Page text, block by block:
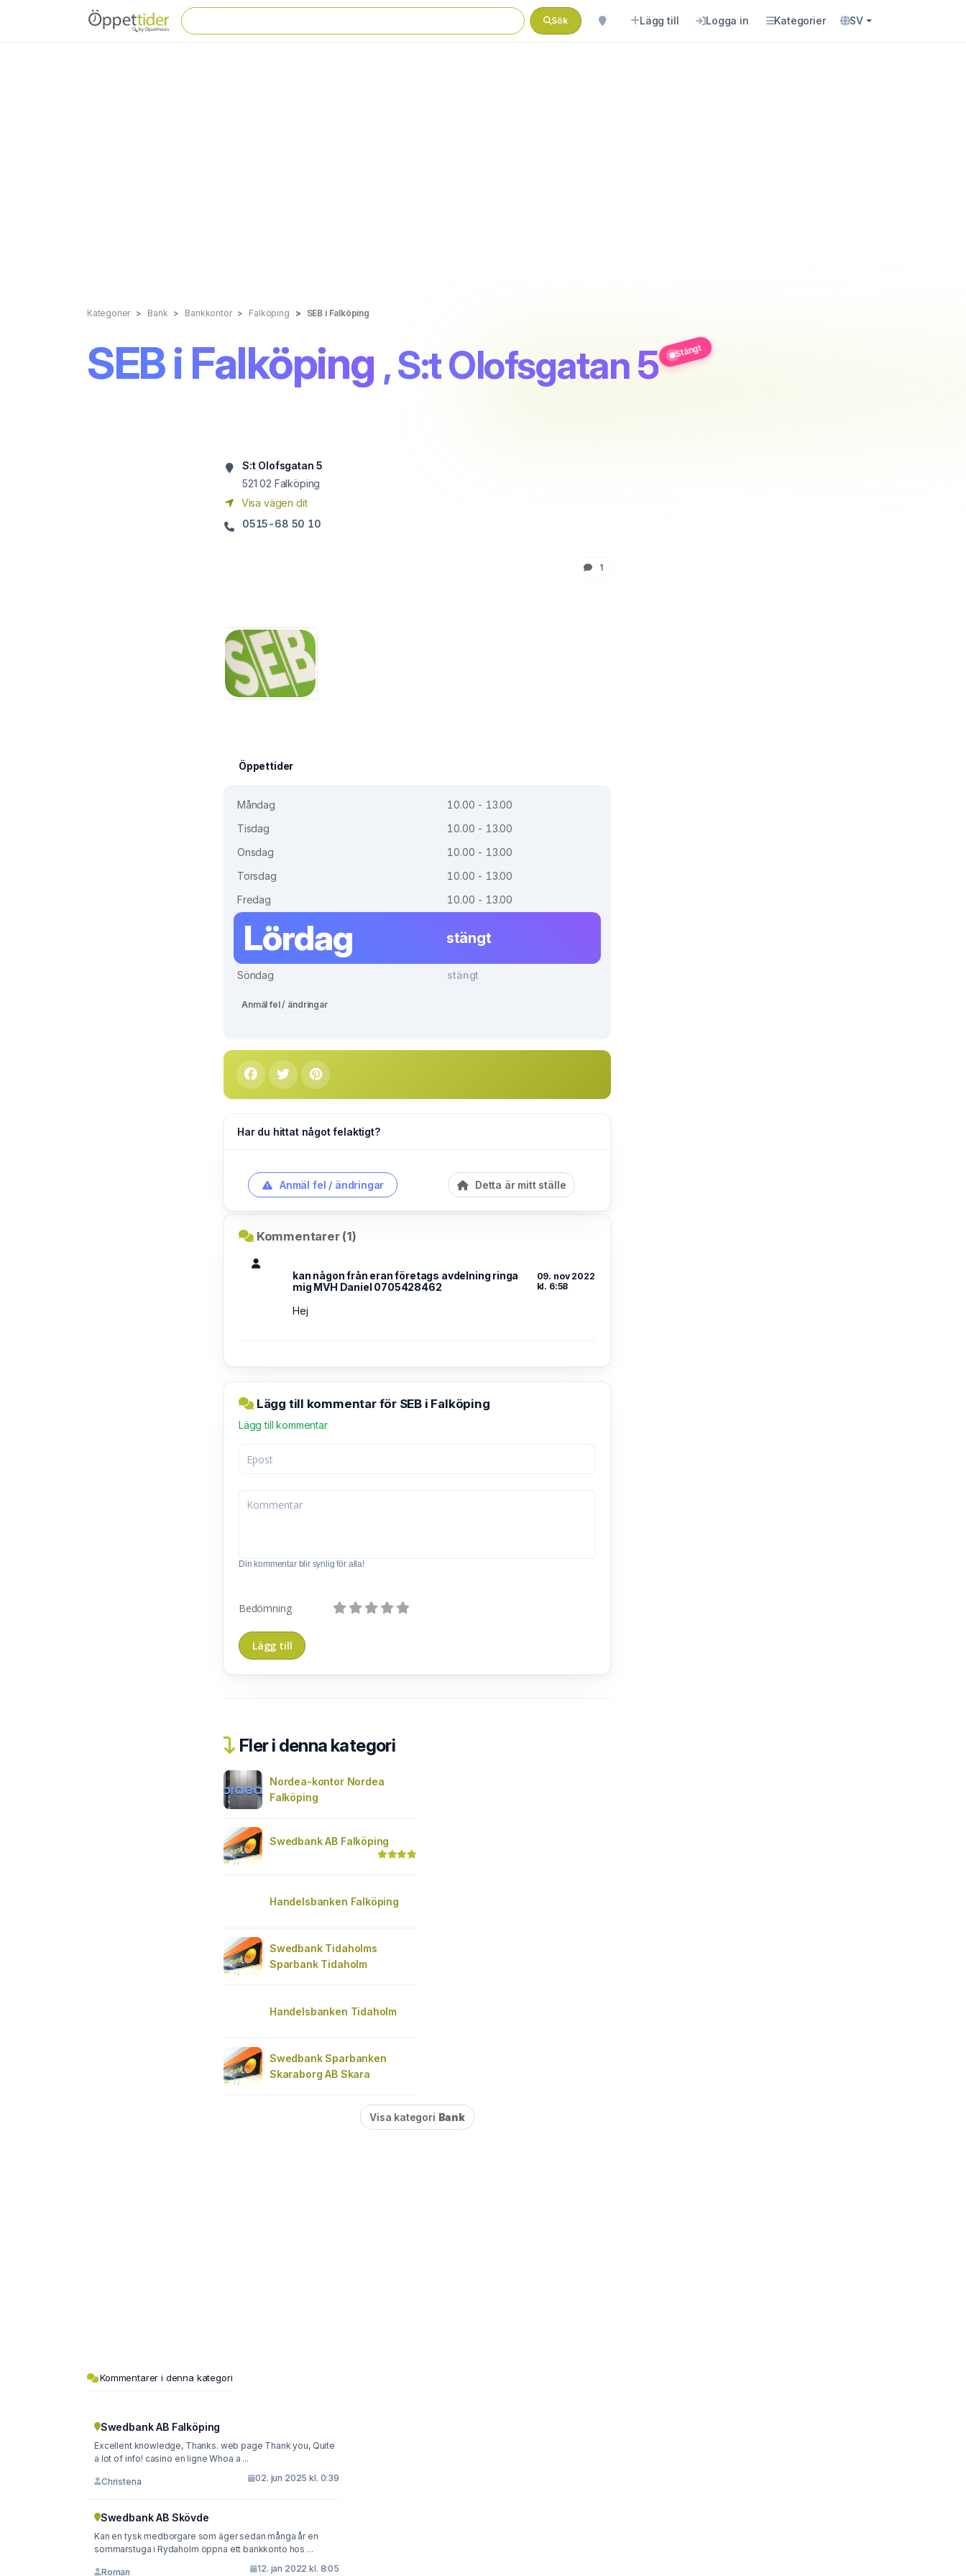
Sök Lägg till Logga in Kategorier SV
Kategorier Bank Bankkontor Falköping SEB i Falköping
SEB i Falköping , S:t Olofsgatan 5 Stängt
S:t Olofsgatan 5
521 02 Falköping
Visa vägen dit
0515-68 50 10
1
Öppettider
Måndag
10.00 - 13.00
Tisdag
10.00 - 13.00
Onsdag
10.00 - 13.00
Torsdag
10.00 - 13.00
Fredag
10.00 - 13.00
Lördag stängt
Söndag stängt
Anmäl fel / ändringar
Har du hittat något felaktigt?
Anmäl fel / ändringar Detta är mitt ställe
Kommentarer (1)
kan någon från eran företags avdelning ringa
mig MVH Daniel 0705428462
09. nov 2022
kl. 6:58
Hej
Lägg till kommentar för SEB i Falköping
Lägg till kommentar
Din kommentar blir synlig för alla!
Bedömning
Fler i denna kategori
Nordea-kontor Nordea
Falköping
Swedbank AB Falköping
Handelsbanken Falköping
Swedbank Tidaholms
Sparbank Tidaholm
Handelsbanken Tidaholm
Swedbank Sparbanken
Skaraborg AB Skara
Visa kategori Bank
Kommentarer i denna kategori
Swedbank AB Falköping
Excellent knowledge, Thanks. web page Thank you, Quite
a lot of info! casino en ligne Whoa a ...
Christena 02. jun 2025 kl. 0:39
Swedbank AB Skövde
Kan en tysk medborgare som äger sedan många år en
sommarstuga i Rydaholm öppna ett bankkonto hos ...
Roman 12. jan 2022 kl. 8:05